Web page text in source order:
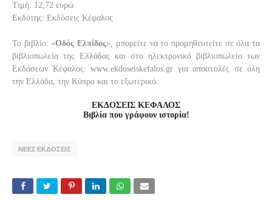
Τιμή: 12,72 ευρώ
Εκδότης: Εκδόσεις Κέφαλος
Το βιβλίο: «Οδός Ελπίδος», μπορείτε να το προμηθευτείτε σε όλα τα
βιβλιοπωλεία της Ελλάδας και στο ηλεκτρονικό βιβλιοπωλείο των
Εκδόσεων Κέφαλος: www.ekdoseiskefalos.gr για αποστολές σε όλη
την Ελλάδα, την Κύπρο και το εξωτερικό.
ΕΚΔΟΣΕΙΣ ΚΕΦΑΛΟΣ
Βιβλία που γράφουν ιστορία!
ΝΕΕΣ ΕΚΔΟΣΕΙΣ